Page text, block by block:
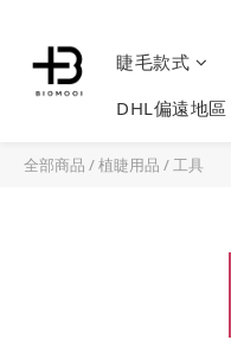
睫毛款式
DHL偏遠地區
全部商品 /植睫用品 /工具